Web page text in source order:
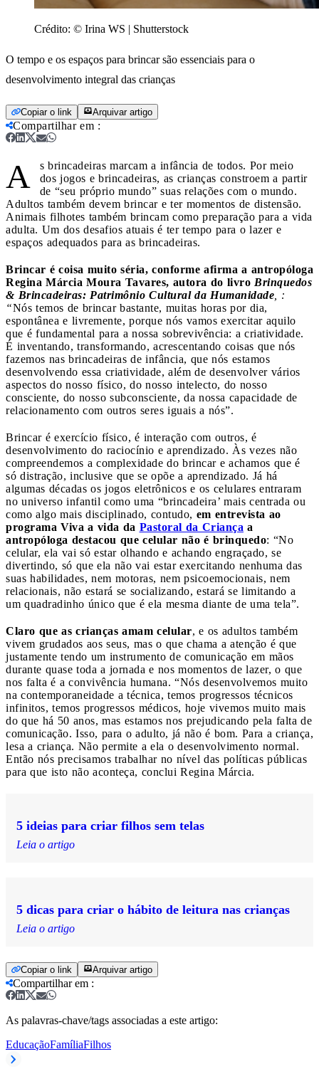
Crédito: © Irina WS | Shutterstock
O tempo e os espaços para brincar são essenciais para o
desenvolvimento integral das crianças
Copiar o link Arquivar artigo
Compartilhar em :
A
s brincadeiras marcam a infância de todos. Por meio
dos jogos e brincadeiras, as crianças constroem a partir
de “seu próprio mundo” suas relações com o mundo.
Adultos também devem brincar e ter momentos de distensão.
Animais filhotes também brincam como preparação para a vida
adulta. Um dos desafios atuais é ter tempo para o lazer e
espaços adequados para as brincadeiras.
Brincar é coisa muito séria, conforme afirma a antropóloga
Regina Márcia Moura Tavares, autora do livro Brinquedos
& Brincadeiras: Patrimônio Cultural da Humanidade , :
“Nós temos de brincar bastante, muitas horas por dia,
espontânea e livremente, porque nós vamos exercitar aquilo
que é fundamental para a nossa sobrevivência: a criatividade.
É inventando, transformando, acrescentando coisas que nós
fazemos nas brincadeiras de infância, que nós estamos
desenvolvendo essa criatividade, além de desenvolver vários
aspectos do nosso físico, do nosso intelecto, do nosso
consciente, do nosso subconsciente, da nossa capacidade de
relacionamento com outros seres iguais a nós”.
Brincar é exercício físico, é interação com outros, é
desenvolvimento do raciocínio e aprendizado. Às vezes não
compreendemos a complexidade do brincar e achamos que é
só distração, inclusive que se opõe a aprendizado. Já há
algumas décadas os jogos eletrônicos e os celulares entraram
no universo infantil como uma “brincadeira’ mais centrada ou
como algo mais disciplinado, contudo, em entrevista ao
programa Viva a vida da Pastoral da Criança a
antropóloga destacou que celular não é brinquedo: “No
celular, ela vai só estar olhando e achando engraçado, se
divertindo, só que ela não vai estar exercitando nenhuma das
suas habilidades, nem motoras, nem psicoemocionais, nem
relacionais, não estará se socializando, estará se limitando a
um quadradinho único que é ela mesma diante de uma tela”.
Claro que as crianças amam celular, e os adultos também
vivem grudados aos seus, mas o que chama a atenção é que
justamente tendo um instrumento de comunicação em mãos
durante quase toda a jornada e nos momentos de lazer, o que
nos falta é a convivência humana. “Nós desenvolvemos muito
na contemporaneidade a técnica, temos progressos técnicos
infinitos, temos progressos médicos, hoje vivemos muito mais
do que há 50 anos, mas estamos nos prejudicando pela falta de
comunicação. Isso, para o adulto, já não é bom. Para a criança,
lesa a criança. Não permite a ela o desenvolvimento normal.
Então nós precisamos trabalhar no nível das políticas públicas
para que isto não aconteça, conclui Regina Márcia.
5 ideias para criar filhos sem telas
Leia o artigo
5 dicas para criar o hábito de leitura nas crianças
Leia o artigo
Copiar o link Arquivar artigo
Compartilhar em :
As palavras-chave/tags associadas a este artigo:
EducaçãoFamíliaFilhos